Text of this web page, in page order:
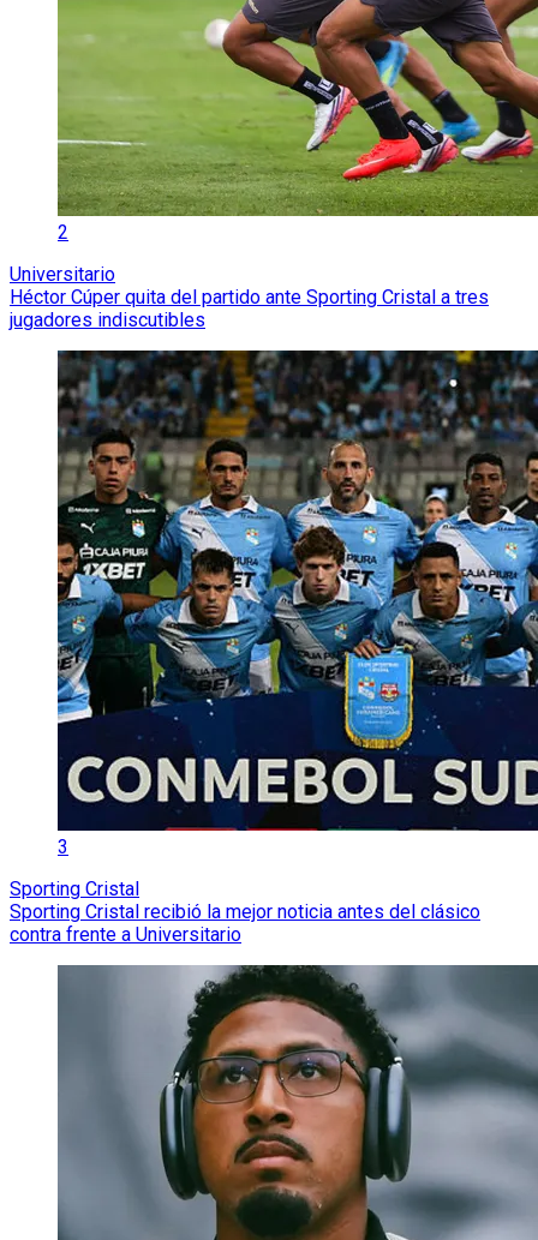
2
Universitario
Héctor Cúper quita del partido ante Sporting Cristal a tres
jugadores indiscutibles
3
Sporting Cristal
Sporting Cristal recibió la mejor noticia antes del clásico
contra frente a Universitario